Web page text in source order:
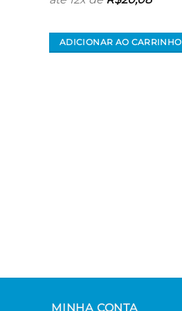
ADICIONAR AO CARRINHO
MINHA CONTA